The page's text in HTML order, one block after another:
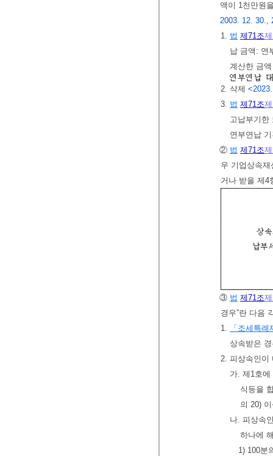
액이 1천만원
2003. 12. 30.,
1. 법 제71조
납 금액: 연
계산한 금액
2. 삭제
3. 법 제71조
고납부기한
연부연납
② 법 제71조
우 기업상속
거나 받을 제4
③ 법 제71조
경우”란 다음
1.
「조세특
상속받은
2. 피상속인이
가. 제1호
식등을
의 20)
나. 피상속
하나에
1) 100분